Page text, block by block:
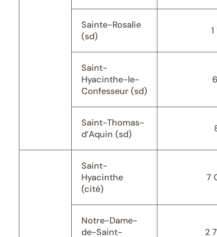
Sainte-Rosalie
(sd)
1
Saint-
Hyacinthe-le-
Confesseur (sd)
Saint-Thomas-
d’Aquin (sd)
Saint-
Hyacinthe
(cité)
7
Notre-Dame-
de-Saint-
2